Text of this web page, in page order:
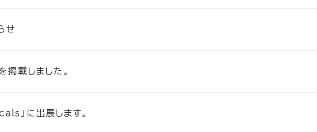
せ
載しました。
に出展します。